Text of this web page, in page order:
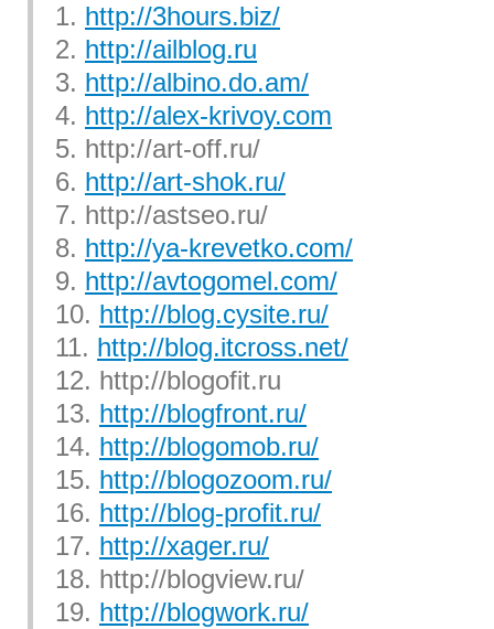
1. http://3hours.biz/
2. http://ailblog.ru
3. http://albino.do.am/
4. http://alex-krivoy.com
5. http://art-off.ru/
6. http://art-shok.ru/
7. http://astseo.ru/
8. http://ya-krevetko.com/
9. http://avtogomel.com/
10. http://blog.cysite.ru/
11. http://blog.itcross.net/
12. http://blogofit.ru
13. http://blogfront.ru/
14. http://blogomob.ru/
15. http://blogozoom.ru/
16. http://blog-profit.ru/
17. http://xager.ru/
18. http://blogview.ru/
19. http://blogwork.ru/